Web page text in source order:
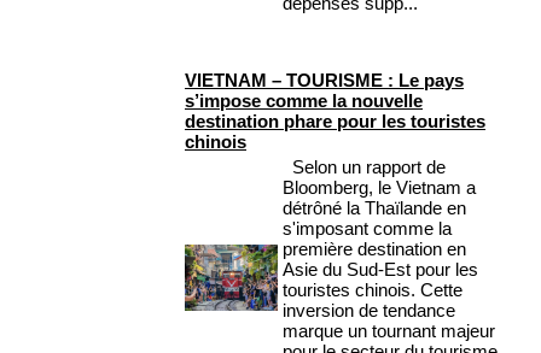
VIETNAM – TOURISME : Le pays
s’impose comme la nouvelle
destination phare pour les touristes
chinois
Selon un rapport de
Bloomberg, le Vietnam a
détrôné la Thaïlande en
s'imposant comme la
première destination en
Asie du Sud-Est pour les
touristes chinois. Cette
inversion de tendance
marque un tournant majeur